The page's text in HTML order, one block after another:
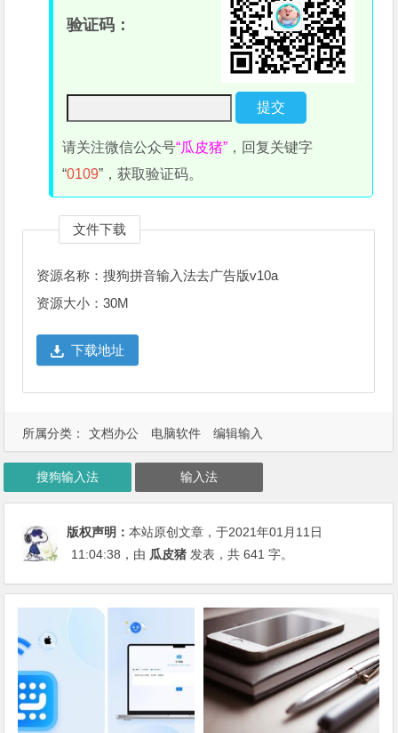
验证码：
请关注微信公众号“瓜皮猪” ，回复关键字
“0109”，获取验证码。
文件下载
资源名称：搜狗拼音输入法去广告版v10a
资源大小：30M
下载地址
所属分类： 文档办公 电脑软件 编辑输入
搜狗输入法 输入法
版权声明：本站原创文章，于2021年01月11日
11:04:38 ，由 瓜皮猪 发表，共 641 字。